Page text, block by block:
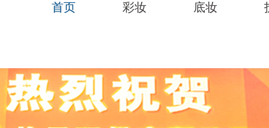
首页 彩妆 底妆